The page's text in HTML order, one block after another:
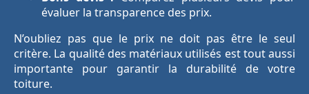
évaluer la transparence des prix.
N’oubliez pas que le prix ne doit pas être le seul
critère. La qualité des matériaux utilisés est tout aussi
importante pour garantir la durabilité de votre
toiture.